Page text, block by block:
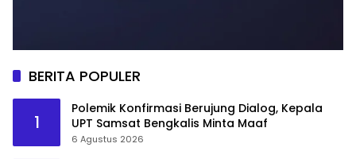
BERITA POPULER
1
Polemik Konfirmasi Berujung Dialog, Kepala
UPT Samsat Bengkalis Minta Maaf
6 Agustus 2026